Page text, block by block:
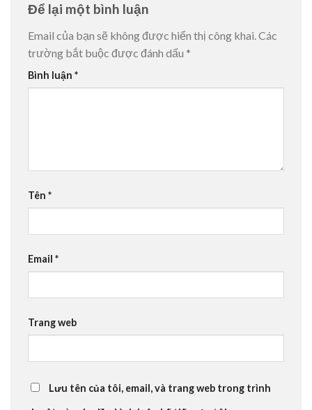
Để lại một bình luận
Email của bạn sẽ không được hiển thị công khai. Các
trường bắt buộc được đánh dấu *
Bình luận *
Tên *
Email *
Trang web
Lưu tên của tôi, email, và trang web trong trình